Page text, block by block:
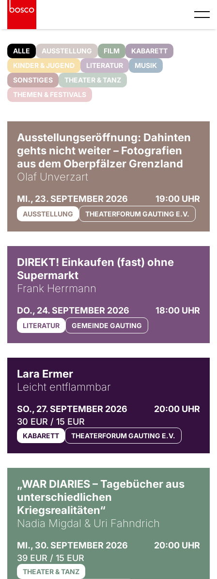
ALLE AUSSTELLUNG FILM
KABARETT
KINDER & JUGEND
LITERATUR
MUSIK
SONSTIGES
THEATER & TANZ
THEMEN & FESTIVALS
Ausstellungseröffnung: Dahinten
gehts nicht weiter – Fotografien
aus dem Oberpfälzer Grenzland
Olaf Unverzart
MI., 23. SEPTEMBER 2026 19:00 UHR
AUSSTELLUNG THEATERFORUM GAUTING E.V.
DIREKT! Einkaufen (fast) ohne
Supermarkt
Frank Herrmann
DO., 24. SEPTEMBER 2026 18:00 UHR
LITERATUR GEMEINDE GAUTING
Lara Ermer
Leicht entflammbar
SO., 27. SEPTEMBER 2026
20:00 UHR
30 EUR / 15 EUR
KABARETT THEATERFORUM GAUTING E.V.
„WAR DIARIES – Tagebücher aus
unterschiedlichen
Kriegsrealitäten“
Nadia Migdal & Uri Fahndrich
MI., 30. SEPTEMBER 2026
20:00 UHR
39 EUR / 15 EUR
THEATER & TANZ